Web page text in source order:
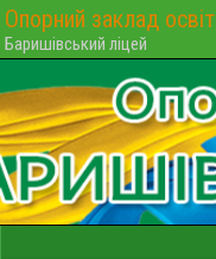
Опорний заклад
Баришівський ліцей